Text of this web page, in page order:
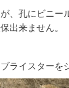
、孔にビニー
出来ません。
ライスターを